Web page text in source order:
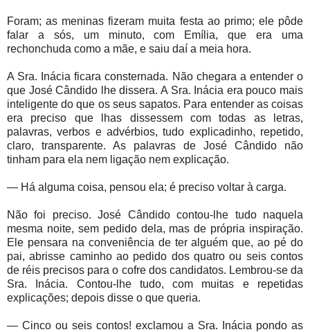
Foram; as meninas fizeram muita festa ao primo; ele pôde
falar a sós, um minuto, com Emília, que era uma
rechonchuda como a mãe, e saiu daí a meia hora.
A Sra. Inácia ficara consternada. Não chegara a entender o
que José Cândido lhe dissera. A Sra. Inácia era pouco mais
inteligente do que os seus sapatos. Para entender as coisas
era preciso que lhas dissessem com todas as letras,
palavras, verbos e advérbios, tudo explicadinho, repetido,
claro, transparente. As palavras de José Cândido não
tinham para ela nem ligação nem explicação.
— Há alguma coisa, pensou ela; é preciso voltar à carga.
Não foi preciso. José Cândido contou-lhe tudo naquela
mesma noite, sem pedido dela, mas de própria inspiração.
Ele pensara na conveniência de ter alguém que, ao pé do
pai, abrisse caminho ao pedido dos quatro ou seis contos
de réis precisos para o cofre dos candidatos. Lembrou-se da
Sra. Inácia. Contou-lhe tudo, com muitas e repetidas
explicações; depois disse o que queria.
— Cinco ou seis contos! exclamou a Sra. Inácia pondo as